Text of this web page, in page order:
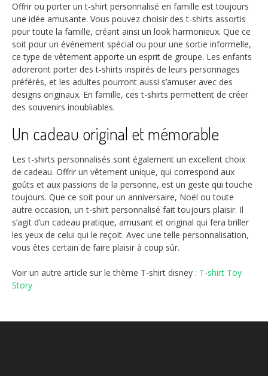
Offrir ou porter un t-shirt personnalisé en famille est toujours
une idée amusante. Vous pouvez choisir des t-shirts assortis
pour toute la famille, créant ainsi un look harmonieux. Que ce
soit pour un événement spécial ou pour une sortie informelle,
ce type de vêtement apporte un esprit de groupe. Les enfants
adoreront porter des t-shirts inspirés de leurs personnages
préférés, et les adultes pourront aussi s’amuser avec des
designs originaux. En famille, ces t-shirts permettent de créer
des souvenirs inoubliables.
Un cadeau original et mémorable
Les t-shirts personnalisés sont également un excellent choix
de cadeau. Offrir un vêtement unique, qui correspond aux
goûts et aux passions de la personne, est un geste qui touche
toujours. Que ce soit pour un anniversaire, Noël ou toute
autre occasion, un t-shirt personnalisé fait toujours plaisir. Il
s’agit d’un cadeau pratique, amusant et original qui fera briller
les yeux de celui qui le reçoit. Avec une telle personnalisation,
vous êtes certain de faire plaisir à coup sûr.
Voir un autre article sur le thème T-shirt disney : T-shirt Toy
Story